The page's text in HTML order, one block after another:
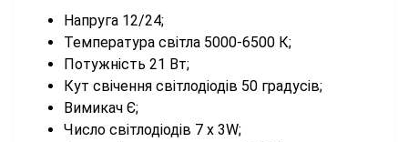
Напруга 12/24;
Температура світла 5000-6500 К;
Потужність 21 Вт;
Кут свічення світлодіодів 50 градусів;
Вимикач Є;
Число світлодіодів 7 х 3W;